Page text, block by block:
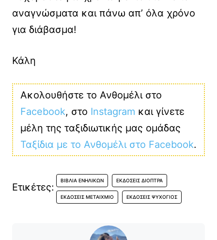
αναγνώσματα και πάνω απ’ όλα χρόνο
για διάβασμα!
Κάλη
Ακολουθήστε το Ανθομέλι στο
Facebook, στο Instagram και γίνετε
μέλη της ταξιδιωτικής μας ομάδας
Ταξίδια με το Ανθομέλι στο Facebook.
Ετικέτες:
ΒΙΒΛΊΑ ΕΝΗΛΊΚΩΝ ΕΚΔΌΣΕΙΣ ΔΙΌΠΤΡΑ
ΕΚΔΌΣΕΙΣ ΜΕΤΑΊΧΜΙΟ ΕΚΔΌΣΕΙΣ ΨΥΧΟΓΙΌΣ